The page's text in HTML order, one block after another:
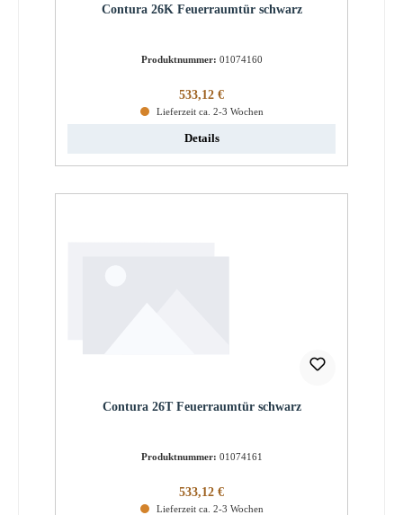
Contura 26K Feuerraumtür schwarz
Produktnummer: 01074160
Regulärer Preis:
533,12 €
Lieferzeit ca. 2-3 Wochen
Details
Contura 26T Feuerraumtür schwarz
Produktnummer: 01074161
Regulärer Preis:
533,12 €
Lieferzeit ca. 2-3 Wochen